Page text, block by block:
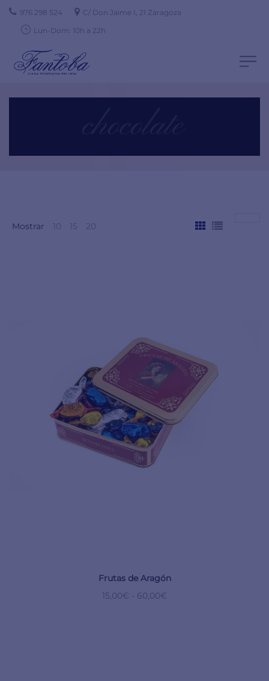
976 298 524
C/ Don Jaime I, 21 Zaragoza
Lun-Dom: 10h a 22h
Mostrar 10 15 20
Frutas de Aragón
15,00€ 60,00€